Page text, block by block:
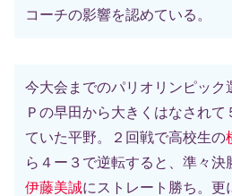
コーチの影響を認めている。
今大会までのパリオリンピック
Ｐの早田から大きくはなされて
ていた平野。２回戦で高校生の
ら４ー３で逆転すると、準々
伊藤美誠にストレート勝ち。更